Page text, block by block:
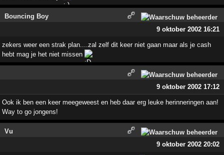
Bouncing Boy
9 oktober 2002 16:21
zekers weer een strak plan....zal zelf dit keer niet gaan maar als je cash
hebt mag je het niet missen
9 oktober 2002 17:12
Ook ik ben een keer meegeweest en heb daar erg leuke herinneringen aan!
Way to go jongens!
Vu
9 oktober 2002 20:02